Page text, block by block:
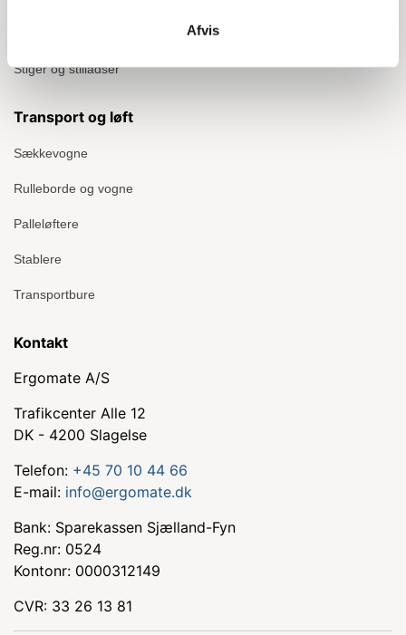
Afvis
Stiger og stilladser
Transport og løft
Sækkevogne
Rulleborde og vogne
Palleløftere
Stablere
Transportbure
Kontakt
Ergomate A/S
Trafikcenter Alle 12
DK - 4200 Slagelse
Telefon: +45 70 10 44 66
E-mail: info@ergomate.dk
Bank: Sparekassen Sjælland-Fyn
Reg.nr: 0524
Kontonr: 0000312149
CVR: 33 26 13 81